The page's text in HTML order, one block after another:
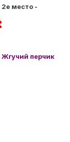
2е место -
Жгучий перчик